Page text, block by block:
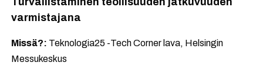
varmistajana
Missä?: Teknologia25 -Tech Corner lava, Helsingin
Messukeskus